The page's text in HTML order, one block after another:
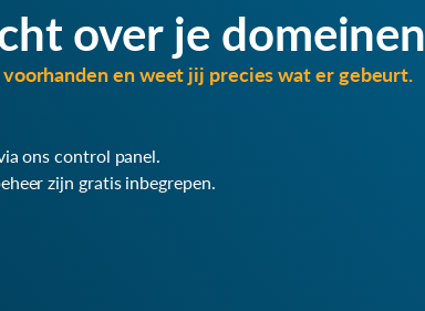
over je domeinen
en weet jij precies wat er gebeurt.
ons control panel.
zijn gratis inbegrepen.